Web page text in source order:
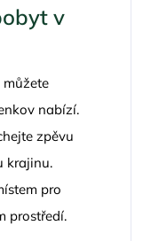
v
nabízí.
zpěvu
krajinu.
pro
prostředí.